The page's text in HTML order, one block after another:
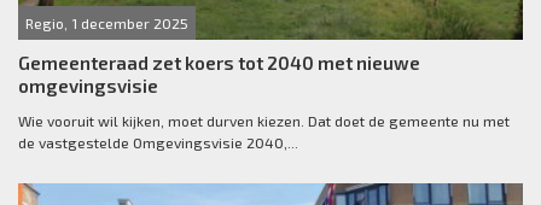
Regio, 1 december 2025
Gemeenteraad zet koers tot 2040 met nieuwe
omgevingsvisie
Wie vooruit wil kijken, moet durven kiezen. Dat doet de gemeente nu met
de vastgestelde Omgevingsvisie 2040,...